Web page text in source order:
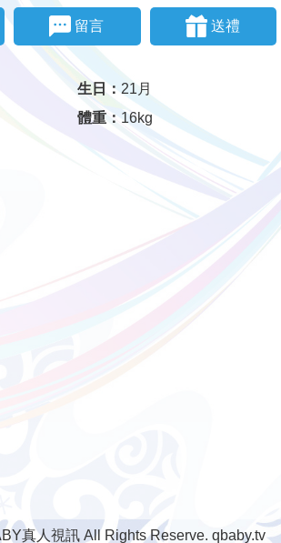
留言 送禮
生日： 21月
體重：16kg
真人視訊 All Rights Reserve. qbaby.tv